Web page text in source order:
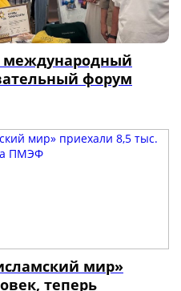
международный
форум
мир»
теперь